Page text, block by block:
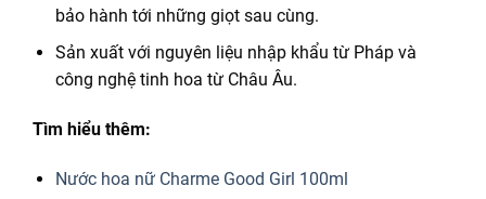
bảo hành tới những giọt sau cùng.
Sản xuất với nguyên liệu nhập khẩu từ Pháp và
công nghệ tinh hoa từ Châu Âu.
Tìm hiểu thêm:
Nước hoa nữ Charme Good Girl 100ml